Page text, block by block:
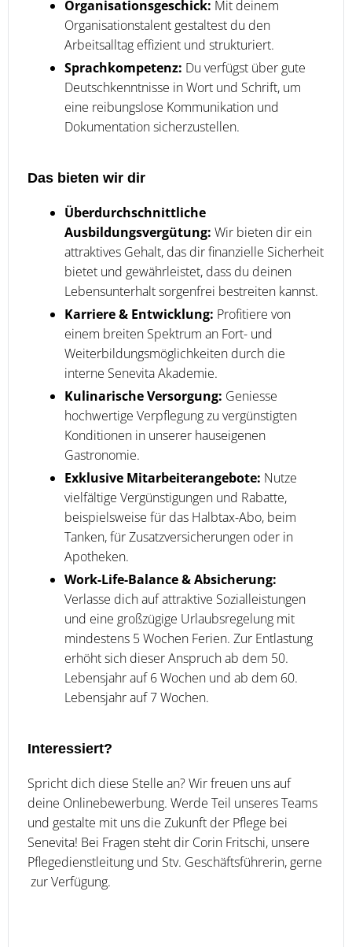
Organisationsgeschick: Mit deinem
Organisationstalent gestaltest du den
Arbeitsalltag effizient und strukturiert.
Sprachkompetenz: Du verfügst über gute
Deutschkenntnisse in Wort und Schrift, um
eine reibungslose Kommunikation und
Dokumentation sicherzustellen.
Das bieten wir dir
Überdurchschnittliche
Ausbildungsvergütung: Wir bieten dir ein
attraktives Gehalt, das dir finanzielle Sicherheit
bietet und gewährleistet, dass du deinen
Lebensunterhalt sorgenfrei bestreiten kannst.
Karriere & Entwicklung: Profitiere von
einem breiten Spektrum an Fort- und
Weiterbildungsmöglichkeiten durch die
interne Senevita Akademie.
Kulinarische Versorgung: Geniesse
hochwertige Verpflegung zu vergünstigten
Konditionen in unserer hauseigenen
Gastronomie.
Exklusive Mitarbeiterangebote: Nutze
vielfältige Vergünstigungen und Rabatte,
beispielsweise für das Halbtax-Abo, beim
Tanken, für Zusatzversicherungen oder in
Apotheken.
Work-Life-Balance & Absicherung:
Verlasse dich auf attraktive Sozialleistungen
und eine großzügige Urlaubsregelung mit
mindestens 5 Wochen Ferien. Zur Entlastung
erhöht sich dieser Anspruch ab dem 50.
Lebensjahr auf 6 Wochen und ab dem 60.
Lebensjahr auf 7 Wochen.
Interessiert?
Spricht dich diese Stelle an? Wir freuen uns auf
deine Onlinebewerbung. Werde Teil unseres Teams
und gestalte mit uns die Zukunft der Pflege bei
Senevita! Bei Fragen steht dir Corin Fritschi, unsere
Pflegedienstleitung und Stv. Geschäftsführerin, gerne
zur Verfügung.